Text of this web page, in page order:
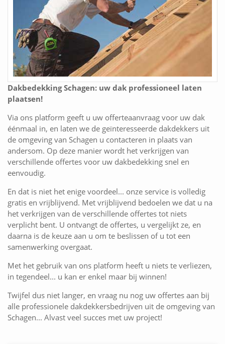
Dakbedekking Schagen: uw dak professioneel laten
plaatsen!
Via ons platform geeft u uw offerteaanvraag voor uw dak
éénmaal in, en laten we de geïnteresseerde dakdekkers uit
de omgeving van Schagen u contacteren in plaats van
andersom. Op deze manier wordt het verkrijgen van
verschillende offertes voor uw dakbedekking snel en
eenvoudig.
En dat is niet het enige voordeel... onze service is volledig
gratis en vrijblijvend. Met vrijblijvend bedoelen we dat u na
het verkrijgen van de verschillende offertes tot niets
verplicht bent. U ontvangt de offertes, u vergelijkt ze, en
daarna is de keuze aan u om te beslissen of u tot een
samenwerking overgaat.
Met het gebruik van ons platform heeft u niets te verliezen,
in tegendeel... u kan er enkel maar bij winnen!
Twijfel dus niet langer, en vraag nu nog uw offertes aan bij
alle professionele dakdekkersbedrijven uit de omgeving van
Schagen... Alvast veel succes met uw project!